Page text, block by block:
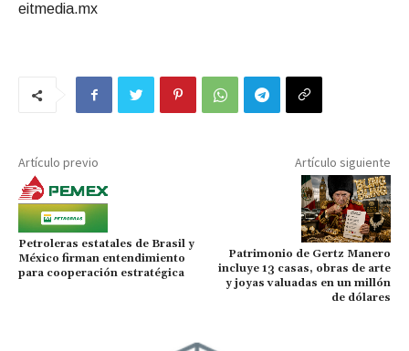
eitmedia.mx
Artículo previo
Petroleras estatales de Brasil y
México firman entendimiento
para cooperación estratégica
Artículo siguiente
Patrimonio de Gertz Manero
incluye 13 casas, obras de arte
y joyas valuadas en un millón
de dólares